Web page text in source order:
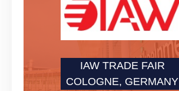
IAW TRADE FAIR
COLOGNE, GERMANY